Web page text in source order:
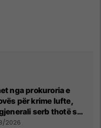
nga prokuroria e
për krime lufte,
serb thotë se
e tradhtoi në
2026